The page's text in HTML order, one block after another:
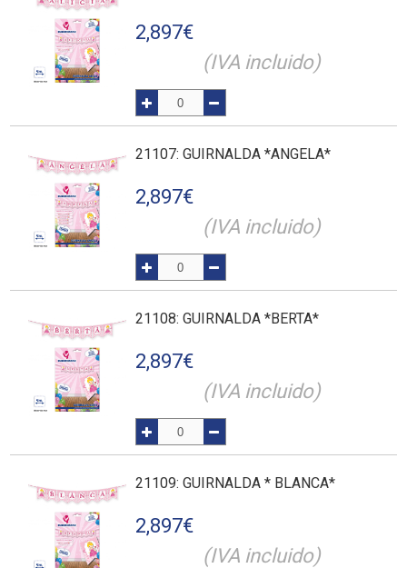
2,897€
(IVA incluido)
21107: GUIRNALDA *ANGELA*
2,897€
(IVA incluido)
21108: GUIRNALDA *BERTA*
2,897€
(IVA incluido)
21109: GUIRNALDA * BLANCA*
2,897€
(IVA incluido)